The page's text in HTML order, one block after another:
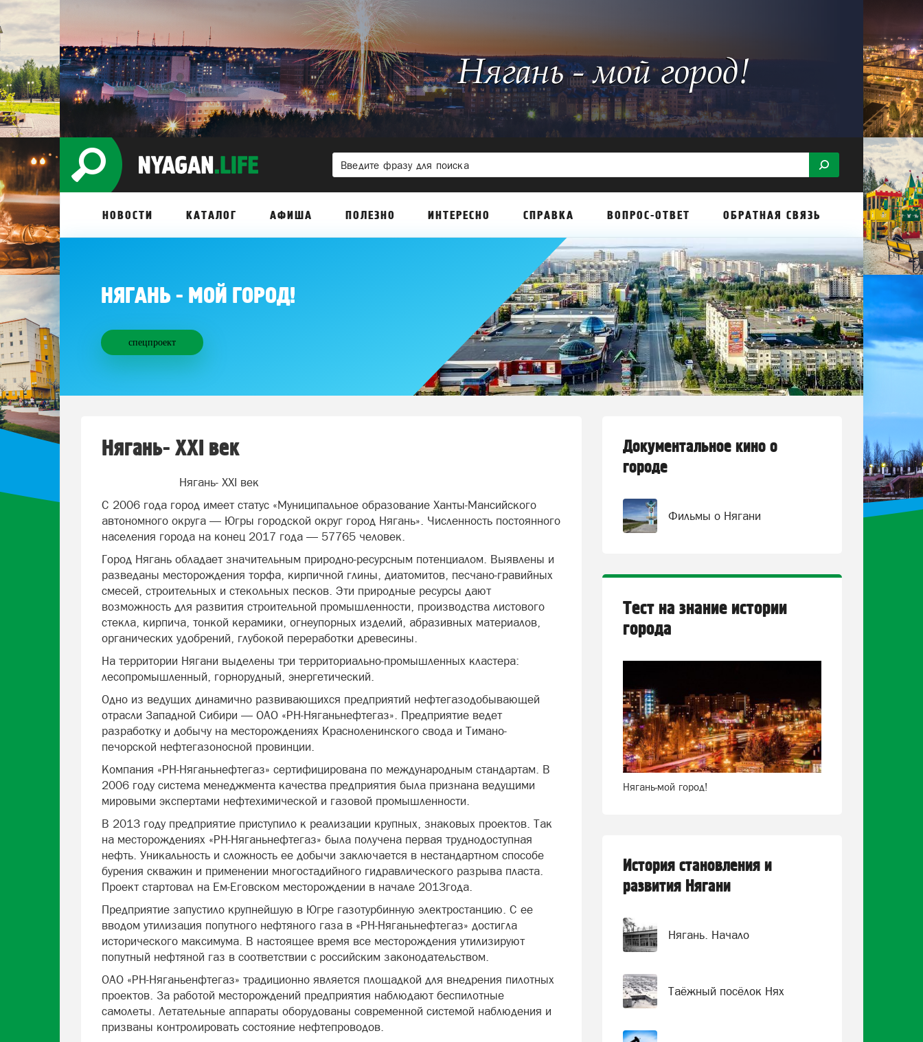
НОВОСТИ КАТАЛОГ АФИША ПОЛЕЗНО ИНТЕРЕСНО СПРАВКА ВОПРОС-ОТВЕТ ОБРАТНАЯ СВЯЗЬ
НЯГАНЬ - МОЙ ГОРОД!
спецпроект
Нягань- XXI век
Нягань- XXI век
С 2006 года город имеет статус «Муниципальное образование Ханты-Мансийского
автономного округа — Югры городской округ город Нягань». Численность постоянного
населения города на конец 2017 года — 57765 человек.
Город Нягань обладает значительным природно-ресурсным потенциалом. Выявлены и
разведаны месторождения торфа, кирпичной глины, диатомитов, песчано-гравийных
смесей, строительных и стекольных песков. Эти природные ресурсы дают
возможность для развития строительной промышленности, производства листового
стекла, кирпича, тонкой керамики, огнеупорных изделий, абразивных материалов,
органических удобрений, глубокой переработки древесины.
На территории Нягани выделены три территориально-промышленных кластера:
лесопромышленный, горнорудный, энергетический.
Одно из ведущих динамично развивающихся предприятий нефтегазодобывающей
отрасли Западной Сибири — ОАО «РН-Няганьнефтегаз». Предприятие ведет
разработку и добычу на месторождениях Красноленинского свода и Тимано-
печорской нефтегазоносной провинции.
Компания «РН-Няганьнефтегаз» сертифицирована по международным стандартам. В
2006 году система менеджмента качества предприятия была признана ведущими
мировыми экспертами нефтехимической и газовой промышленности.
В 2013 году предприятие приступило к реализации крупных, знаковых проектов. Так
на месторождениях «РН-Няганьнефтегаз» была получена первая труднодоступная
нефть. Уникальность и сложность ее добычи заключается в нестандартном способе
бурения скважин и применении многостадийного гидравлического разрыва пласта.
Проект стартовал на Ем-Еговском месторождении в начале 2013года.
Предприятие запустило крупнейшую в Югре газотурбинную электростанцию. С ее
вводом утилизация попутного нефтяного газа в «РН-Няганьнефтегаз» достигла
исторического максимума. В настоящее время все месторождения утилизируют
попутный нефтяной газ в соответствии с российским законодательством.
ОАО «РН-Няганьенфтегаз» традиционно является площадкой для внедрения пилотных
проектов. За работой месторождений предприятия наблюдают беспилотные
самолеты. Летательные аппараты оборудованы современной системой наблюдения и
призваны контролировать состояние нефтепроводов.
Документальное кино о
городе
Фильмы о Нягани
Тест на знание истории
города
Нягань-мой город!
История становления и
развития Нягани
Нягань. Начало
Таёжный посёлок Нях